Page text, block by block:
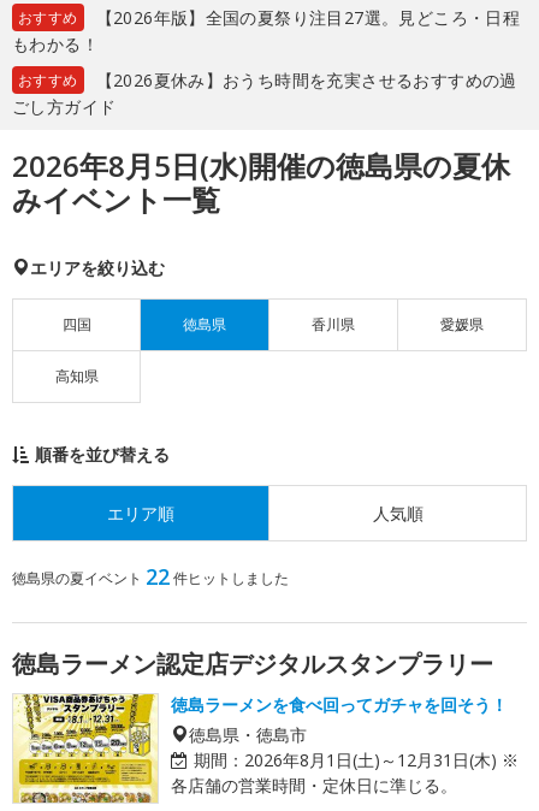
おすすめ
【2026年版】全国の夏祭り注目27選。見どころ・日程
もわかる！
おすすめ
【2026夏休み】おうち時間を充実させるおすすめの過
ごし方ガイド
2026年8月5日(水)開催の徳島県の夏休
みイベント一覧
エリアを絞り込む
四国 徳島県 香川県 愛媛県
高知県
順番を並び替える
エリア順 人気順
徳島県の夏イベント 22件ヒットしました
徳島ラーメン認定店デジタルスタンプラリー
徳島ラーメンを食べ回ってガチャを回そう！
徳島県・徳島市
期間： 2026年8月1日(土)～12月31日(木) ※
各店舗の営業時間・定休日に準じる。